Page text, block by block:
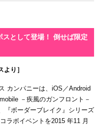
スとして登場！ 倒せば限定
より］
カンパニーは、iOS／Android
－疾風のガンフロント－
『ボーダーブレイク』シリーズ
ラボイベントを2015 年11 月